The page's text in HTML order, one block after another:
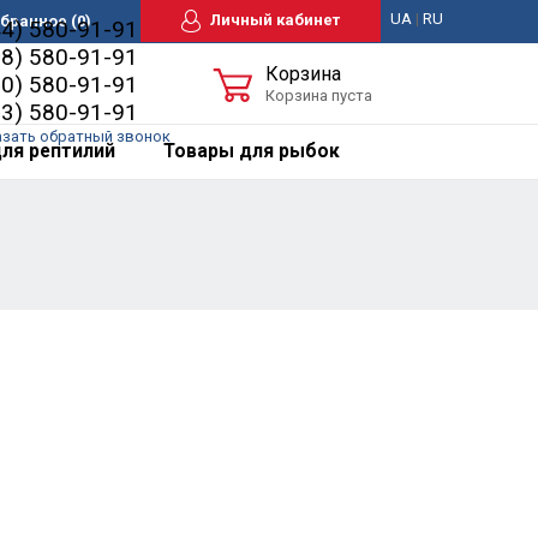
(0) Личный кабинет UA| RU
580-91-91
580-91-91
580-91-91
580-91-91
обратный звонок
Корзина
Корзина пуста
рептилий Товары для рыбок